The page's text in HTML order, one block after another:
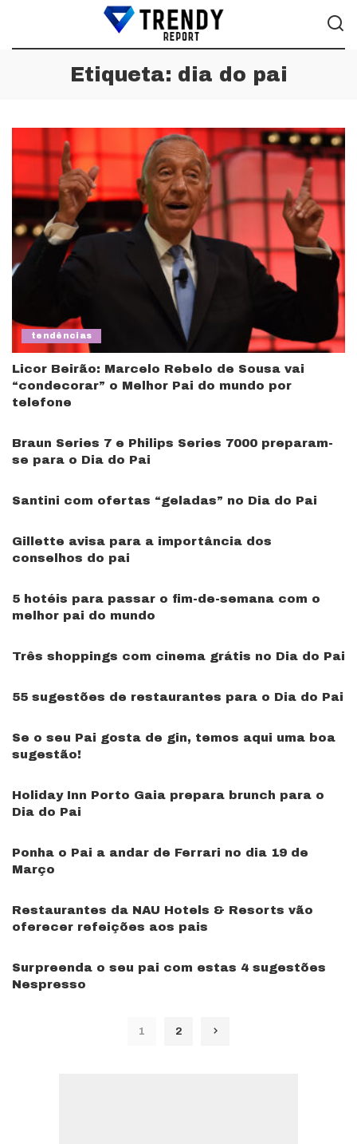
Etiqueta: dia do pai
tendências
Licor Beirão: Marcelo Rebelo de Sousa vai
“condecorar” o Melhor Pai do mundo por
telefone
Braun Series 7 e Philips Series 7000 preparam-
se para o Dia do Pai
Santini com ofertas “geladas” no Dia do Pai
Gillette avisa para a importância dos
conselhos do pai
5 hotéis para passar o fim-de-semana com o
melhor pai do mundo
Três shoppings com cinema grátis no Dia do Pai
55 sugestões de restaurantes para o Dia do Pai
Se o seu Pai gosta de gin, temos aqui uma boa
sugestão!
Holiday Inn Porto Gaia prepara brunch para o
Dia do Pai
Ponha o Pai a andar de Ferrari no dia 19 de
Março
Restaurantes da NAU Hotels & Resorts vão
oferecer refeições aos pais
Surpreenda o seu pai com estas 4 sugestões
Nespresso
1 2